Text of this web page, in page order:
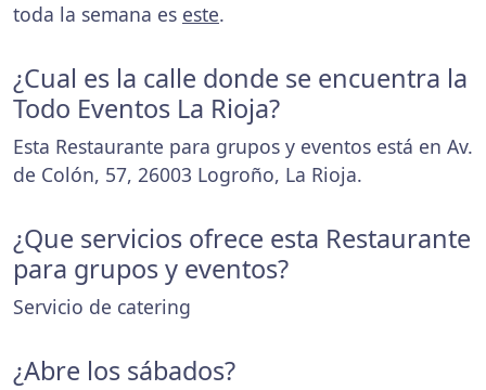
toda la semana es este.
¿Cual es la calle donde se encuentra la
Todo Eventos La Rioja?
Esta Restaurante para grupos y eventos está en Av.
de Colón, 57, 26003 Logroño, La Rioja.
¿Que servicios ofrece esta Restaurante
para grupos y eventos?
Servicio de catering
¿Abre los sábados?